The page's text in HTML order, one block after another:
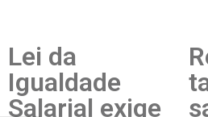
Revisão
tarifária no
saneamento é